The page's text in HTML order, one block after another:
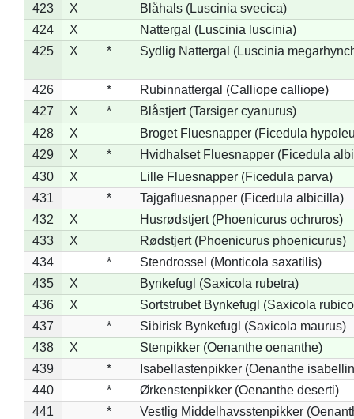
423
X
Blåhals (Luscinia svecica)
424
X
Nattergal (Luscinia luscinia)
425
X * Sydlig Nattergal (Luscinia
426 *
Rubinnattergal (Calliope calliope)
427
X *
Blåstjert (Tarsiger cyanurus)
428
X
Broget Fluesnapper (Ficedula
429
X *
Hvidhalset Fluesnapper (Ficedula
430
X
Lille Fluesnapper (Ficedula parva)
431
*
Tajgafluesnapper (Ficedula albicilla)
432
X
Husrødstjert (Phoenicurus ochruros)
433
X
Rødstjert (Phoenicurus phoenicurus)
434
*
Stendrossel (Monticola saxatilis)
435
X
Bynkefugl (Saxicola rubetra)
436
X
Sortstrubet Bynkefugl (Saxicola
437
*
Sibirisk Bynkefugl (Saxicola maurus)
438
X
Stenpikker (Oenanthe oenanthe)
439
*
Isabellastenpikker (Oenanthe
440
*
Ørkenstenpikker (Oenanthe deserti)
441
*
Vestlig Middelhavsstenpikker